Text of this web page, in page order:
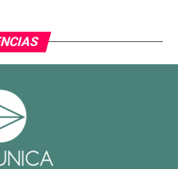
solo avanza de ronda, sino
racha negativa en
a su afición con un equipo
y contundencia.